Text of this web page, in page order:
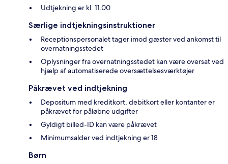
Udtjekning er kl. 11.00
Særlige indtjekningsinstruktioner
Receptionspersonalet tager imod gæster ved ankomst til
overnatningsstedet
Oplysninger fra overnatningsstedet kan være oversat ved
hjælp af automatiserede oversættelsesværktøjer
Påkrævet ved indtjekning
Depositum med kreditkort, debitkort eller kontanter er
påkrævet for påløbne udgifter
Gyldigt billed-ID kan være påkrævet
Minimumsalder ved indtjekning er 18
Børn